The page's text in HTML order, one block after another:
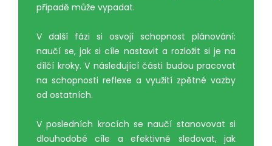
případě může vypadat.
V další fázi si osvojí schopnost plánování:
naučí se, jak si cíle nastavit a rozložit si je na
dílčí kroky. V následující části budou pracovat
na schopnosti reflexe a využití zpětné vazby
od ostatních.
V posledních krocích se naučí stanovovat si
dlouhodobé cíle a efektivně sledovat, jak